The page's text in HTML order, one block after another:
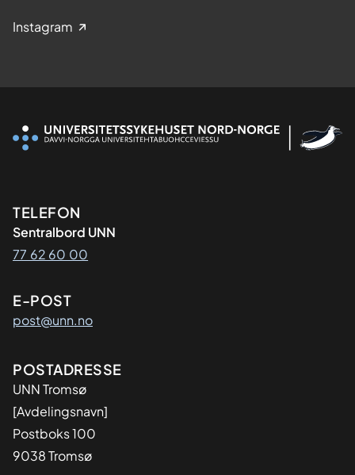
Instagram
Kontaktinformasjon
TELEFON
Sentralbord UNN
77 62 60 00
E-POST
post@unn.no
Adresse
POSTADRESSE
UNN Tromsø
[Avdelingsnavn]
Postboks 100
9038 Tromsø